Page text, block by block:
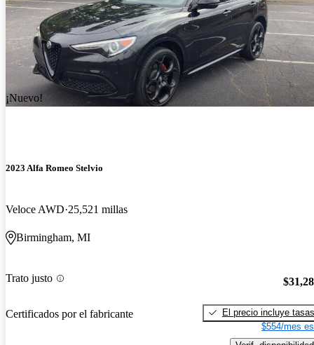
¡Nuevo!
2023 Alfa Romeo Stelvio
Veloce AWD 25,521 millas
Birmingham, MI
Trato justo
Certificados por el fabricante
El precio incluye tasas
$554/mes